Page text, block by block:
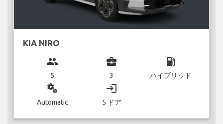
KIA NIRO
group
5
business_center
3
local_gas_station
ハイブリッド
miscellaneous_services
Automatic
login
5 ドア